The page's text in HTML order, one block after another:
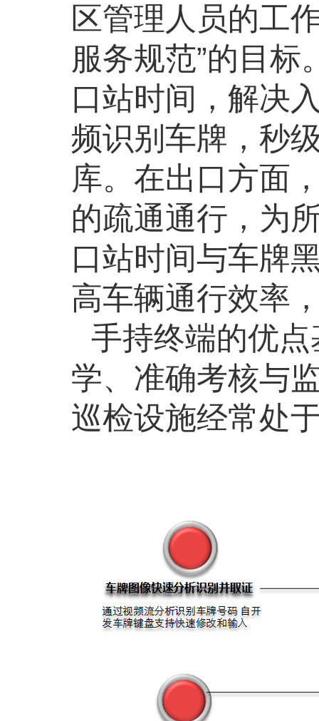
区管理人员的工
服务规范”的目标
口站时间，解决
频识别车牌，秒
库。在出口方面
的疏通通行，为
口站时间与车牌
高车辆通行效率
手持终端的优
学、准确考核与
巡检设施经常处